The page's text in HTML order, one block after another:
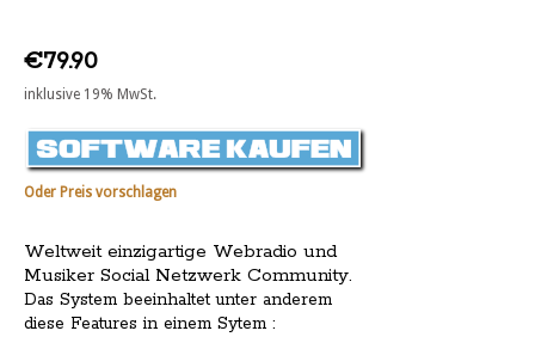
€79.90
inklusive 19% MwSt.
Oder Preis vorschlagen
Weltweit einzigartige Webradio und
Musiker Social Netzwerk Community.
Das System beeinhaltet unter anderem
diese Features in einem Sytem :